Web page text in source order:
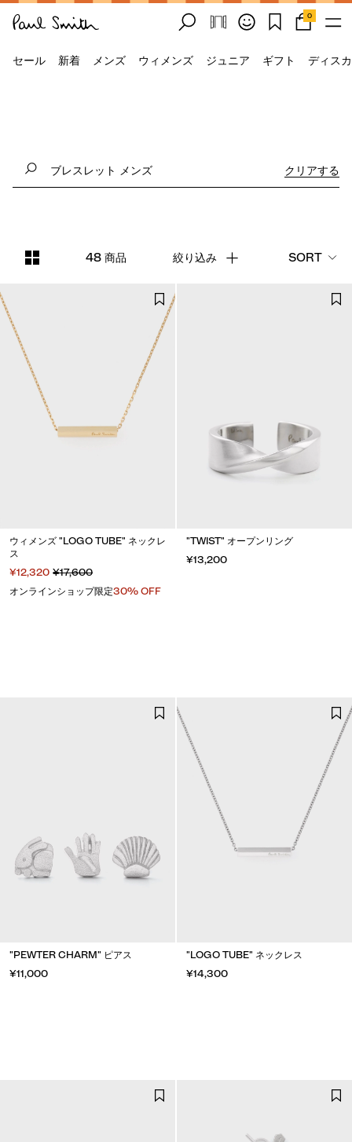
0
セール 新着 メンズ ウィメンズ ジュニア ギフト ディス
クリアする
48 商品 絞り込み SORT
ウィメンズ "LOGO TUBE" ネックレ
ス
¥12,320 ¥17,600
オンラインショップ限定30% OFF
"TWIST" オープンリング
¥13,200
"PEWTER CHARM" ピアス
¥11,000
"LOGO TUBE" ネックレス
¥14,300